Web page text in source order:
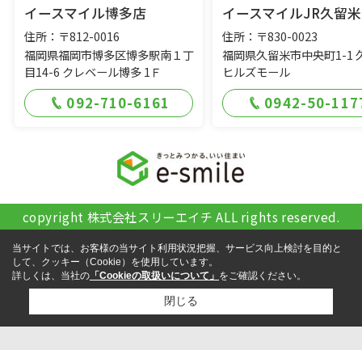
イースマイル博多店
住所：〒812-0016
福岡県福岡市博多区博多駅南１丁
目14-6 クレベール博多 1Ｆ
092-710-6161
イースマイルJR久留
住所：〒830-0023
福岡県久留米市中央町1-1
ヒルズモール
0942-50-
copyright 株式会社スリーエイチ ALL rights reserved.
当サイトでは、お客様の当サイト利用状況把握、サービス向上検討を目的と
して、クッキー（Cookie）を使用しています。
詳しくは、当社の 「Cookieの取扱いについて」 をご確認ください。
閉じる